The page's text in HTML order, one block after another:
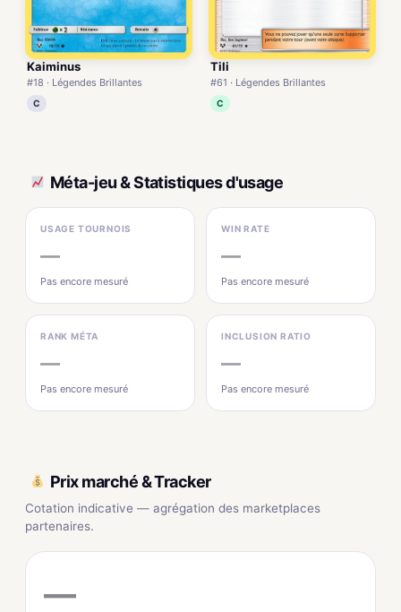
Kaiminus
#18 · Légendes Brillantes
C
Tili
#61 · Légendes Brillantes
C
Méta-jeu & Statistiques d'usage
USAGE TOURNOIS
—
Pas encore mesuré
WIN RATE
—
Pas encore mesuré
RANK MÉTA
—
Pas encore mesuré
INCLUSION RATIO
—
Pas encore mesuré
Prix marché & Tracker
Cotation indicative — agrégation des marketplaces
partenaires.
—